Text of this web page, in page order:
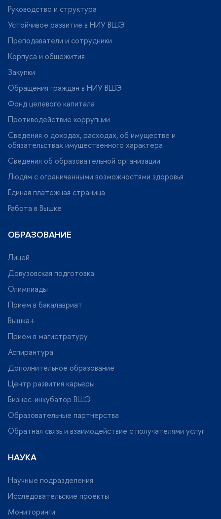
Руководство и структура
Устойчивое развитие в НИУ ВШЭ
Преподаватели и сотрудники
Корпуса и общежития
Закупки
Обращения граждан в НИУ ВШЭ
Фонд целевого капитала
Противодействие коррупции
Сведения о доходах, расходах, об имуществе и
обязательствах имущественного характера
Сведения об образовательной организации
Людям с ограниченными возможностями здоровья
Единая платежная страница
Работа в Вышке
ОБРАЗОВАНИЕ
Лицей
Довузовская подготовка
Олимпиады
Прием в бакалавриат
ышка+
Прием в магистратуру
Аспирантура
Дополнительное образование
Центр развития карьеры
Бизнес-инкубатор ВШЭ
Образовательные партнерства
Обратная связь и взаимодействие с получателями услу
НАУКА
Научные подразделения
Исследовательские проекты
Мониторинги